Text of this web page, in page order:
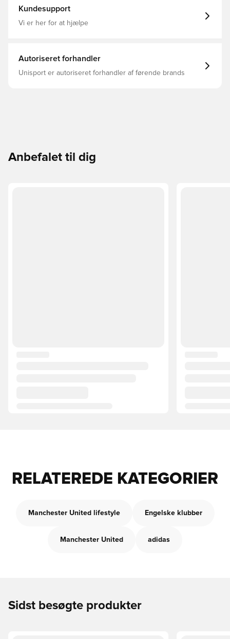
Kundesupport
Vi er her for at hjælpe
Autoriseret forhandler
Unisport er autoriseret forhandler af førende brands
Anbefalet til dig
RELATEREDE KATEGORIER
Manchester United lifestyle Engelske klubber
Manchester United adidas
Sidst besøgte produkter